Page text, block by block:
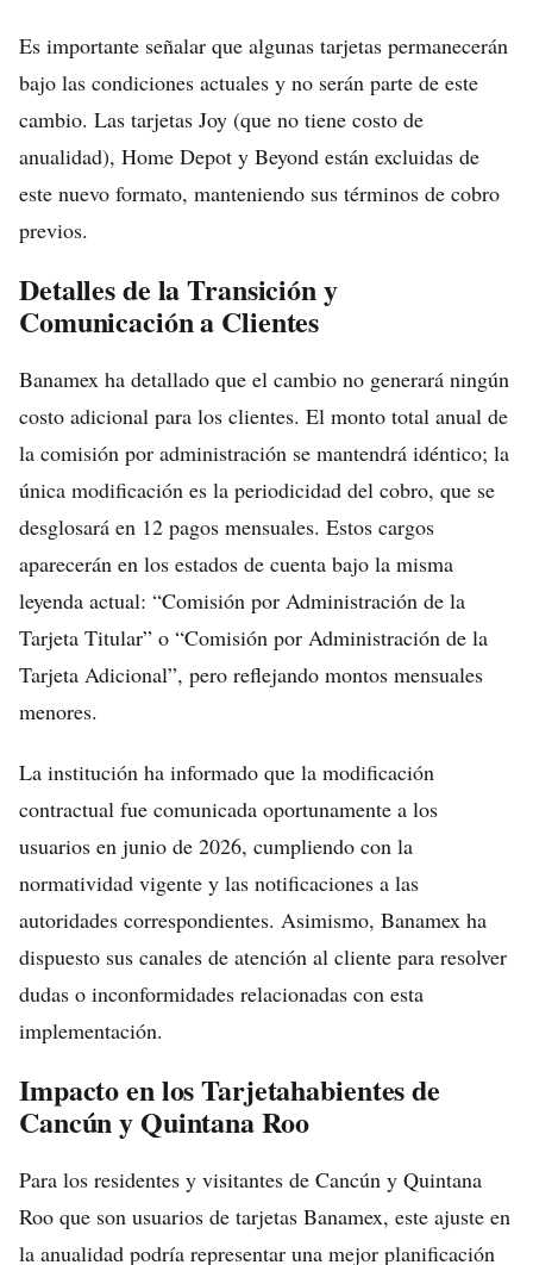
Es importante señalar que algunas tarjetas permanecerán
bajo las condiciones actuales y no serán parte de este
cambio. Las tarjetas Joy (que no tiene costo de
anualidad), Home Depot y Beyond están excluidas de
este nuevo formato, manteniendo sus términos de cobro
previos.
Detalles de la Transición y
Comunicación a Clientes
Banamex ha detallado que el cambio no generará ningún
costo adicional para los clientes. El monto total anual de
la comisión por administración se mantendrá idéntico; la
única modificación es la periodicidad del cobro, que se
desglosará en 12 pagos mensuales. Estos cargos
aparecerán en los estados de cuenta bajo la misma
leyenda actual: “Comisión por Administración de la
Tarjeta Titular” o “Comisión por Administración de la
Tarjeta Adicional”, pero reflejando montos mensuales
menores.
La institución ha informado que la modificación
contractual fue comunicada oportunamente a los
usuarios en junio de 2026, cumpliendo con la
normatividad vigente y las notificaciones a las
autoridades correspondientes. Asimismo, Banamex ha
dispuesto sus canales de atención al cliente para resolver
dudas o inconformidades relacionadas con esta
implementación.
Impacto en los Tarjetahabientes de
Cancún y Quintana Roo
Para los residentes y visitantes de Cancún y Quintana
Roo que son usuarios de tarjetas Banamex, este ajuste en
la anualidad podría representar una mejor planificación